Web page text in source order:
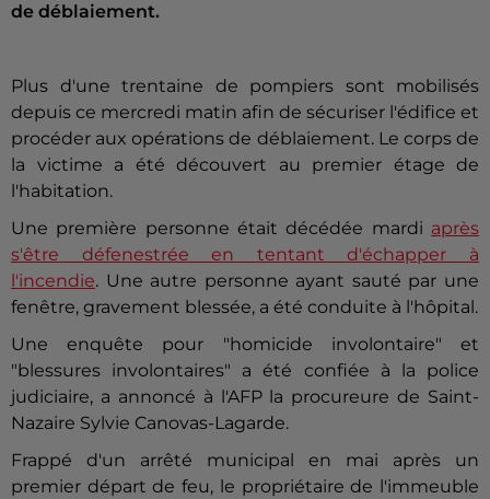
de déblaiement.
Plus d'une trentaine de pompiers sont mobilisés
depuis ce mercredi matin afin de sécuriser l'édifice et
procéder aux opérations de déblaiement. Le corps de
la victime a été découvert au premier étage de
l'habitation.
Une première personne était décédée mardi après
s'être défenestrée en tentant d'échapper à
l'incendie. Une autre personne ayant sauté par une
fenêtre, gravement blessée, a été conduite à l'hôpital.
Une enquête pour "homicide involontaire" et
"blessures involontaires" a été confiée à la police
judiciaire, a annoncé à l'AFP la procureure de Saint-
Nazaire Sylvie Canovas-Lagarde.
Frappé d'un arrêté municipal en mai après un
premier départ de feu, le propriétaire de l'immeuble